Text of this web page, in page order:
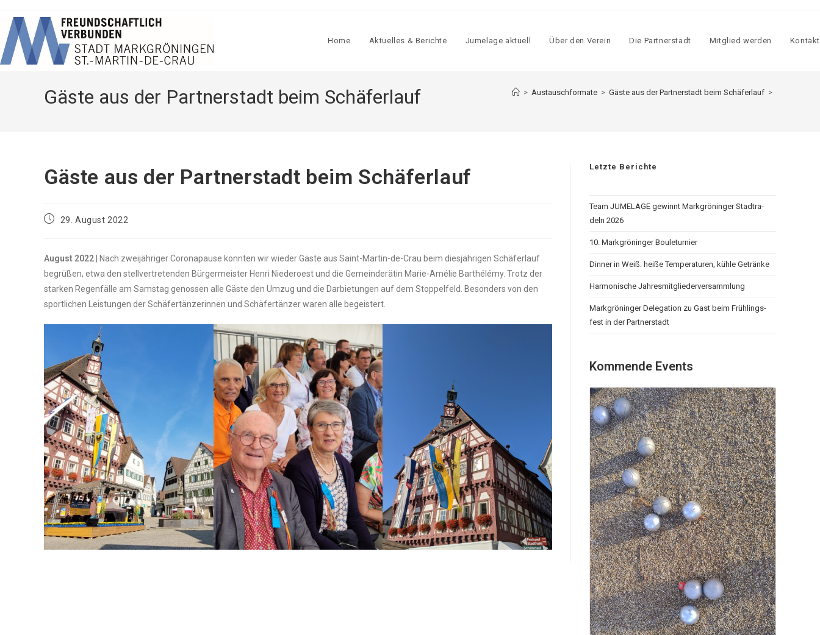
Inhalt
springen
Home Aktu­el­les & Berich­te Jume­la­ge aktu­ell Über den Ver­ein Die Part­ner­stadt Mit­glied wer­den Kon­takt
Gäs­te aus der Part­ner­stadt beim Schä­fer­lauf > Austauschformate > Gäste aus der Partnerstadt beim Schäferlauf >
Gäs­te aus der Part­ner­stadt beim Schä­fer­lauf
Beitrag29. August 2022
August 2022 | Nach zwei­jäh­ri­ger Coro­na­pau­se konn­ten wir wie­der Gäs­te aus Saint-Mar­tin-de-Crau beim dies­jäh­ri­gen Schä­fer­lauf
begrü­ßen, etwa den stell­ver­tre­ten­den Bür­ger­meis­ter Hen­ri Nie­der­oest und die Gemein­de­rä­tin Marie-Amé­lie Bar­thé­lé­my. Trotz der
star­ken Regen­fäl­le am Sams­tag genos­sen alle Gäs­te den Umzug und die Dar­bie­tun­gen auf dem Stop­pel­feld. Beson­ders von den
sport­li­chen Leis­tun­gen der Schä­fer­tän­ze­rin­nen und Schä­fer­tän­zer waren alle begeis­tert.
Letzte Berichte
Team JUMELAGE gewinnt Mark­grö­nin­ger Stadt­ra­
deln 2026
10. Mark­grö­nin­ger Bou­letur­nier
Din­ner in Weiß: hei­ße Tem­pe­ra­tu­ren, küh­le Geträn­ke
Har­mo­ni­sche Jah­res­mit­glie­der­ver­samm­lung
Mark­grö­nin­ger Dele­ga­ti­on zu Gast beim Früh­lings­
fest in der Part­ner­stadt
Kom­men­de Events